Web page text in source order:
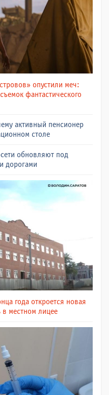
опустили меч:
фантастического
активный пенсионер
столе
обновляют под
дорогами
года откроется новая
в местном лицее